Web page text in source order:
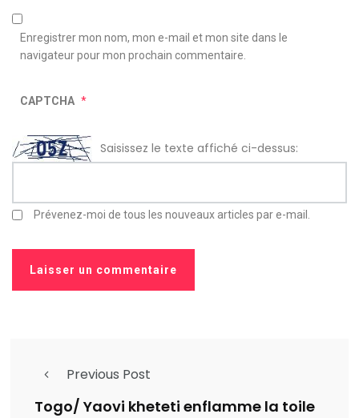
Enregistrer mon nom, mon e-mail et mon site dans le
navigateur pour mon prochain commentaire.
CAPTCHA *
Saisissez le texte affiché ci-dessus:
Prévenez-moi de tous les nouveaux articles par e-mail.
Previous Post
Togo/ Yaovi kheteti enflamme la toile